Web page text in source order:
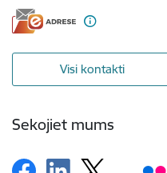
Visi kontakti
Sekojiet mums